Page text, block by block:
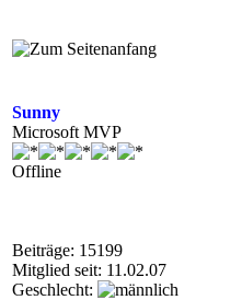
Sunny
Microsoft MVP
Offline
Beiträge: 15199
Mitglied seit: 11.02.07
Geschlecht: